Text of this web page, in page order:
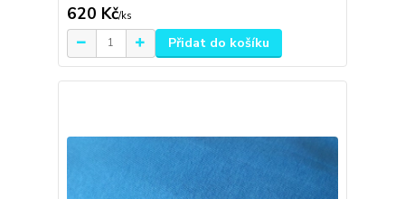
620 Kč/ks
Přidat do košíku